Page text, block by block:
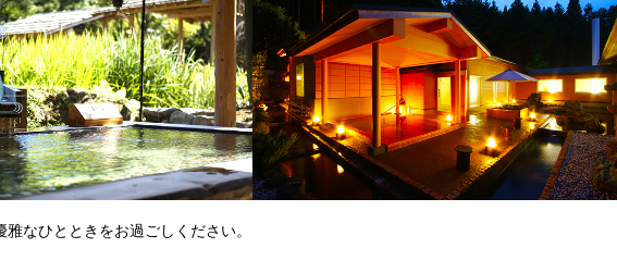
なひとときをお過ごしください。